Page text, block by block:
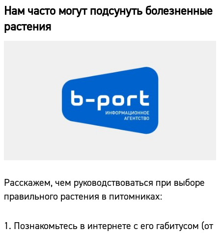
Нам часто могут подсунуть болезненные
растения
Расскажем, чем руководствоваться при выборе
правильного растения в питомниках:
1. Познакомьтесь в интернете с его габитусом (от
Курсы валют